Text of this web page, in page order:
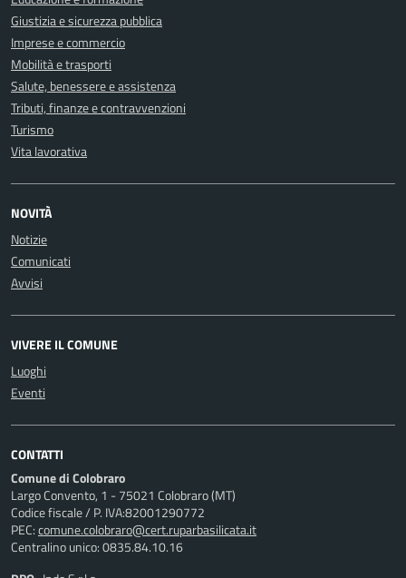
Giustizia e sicurezza pubblica
Imprese e commercio
Mobilità e trasporti
Salute, benessere e assistenza
Tributi, finanze e contravvenzioni
Turismo
Vita lavorativa
NOVITÀ
Notizie
Comunicati
Avvisi
VIVERE IL COMUNE
Luoghi
Eventi
CONTATTI
Comune di Colobraro
Largo Convento, 1 - 75021 Colobraro (MT)
Codice fiscale / P. IVA:82001290772
PEC:comune.colobraro@cert.ruparbasilicata.it
Centralino unico: 0835.84.10.16